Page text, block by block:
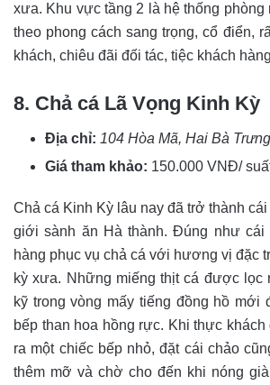
xưa. Khu vực tầng 2 là hệ thống
theo phong cách sang trọng, cổ điển,
khách, chiêu đãi đối tác, tiệc khách
8. Chả cá Lã Vọng Kinh Kỳ
Địa chỉ: 104 Hòa Mã, Hai Bà
Giá tham khảo: 150.000 VNĐ/
Chả cá Kinh Kỳ lâu nay đã trở thành
giới sành ăn Hà thành. Đúng như cái
hàng phục vụ chả cá với hương vị đặc
kỳ xưa. Những miếng thịt cá được lọc
kỹ trong vòng mấy tiếng đồng hồ mới
bếp than hoa hồng rực. Khi thực
ra một chiếc bếp nhỏ, đặt cái chảo
thêm mỡ và chờ cho đến khi nóng